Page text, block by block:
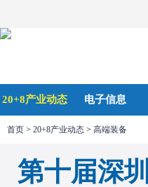
20+8产业动态 电子信息
首页 > 20+8产业动态 > 高端装备
第十届深